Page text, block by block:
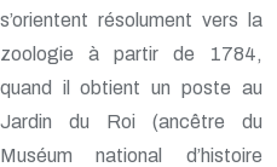
s’orientent résolument vers la
zoologie à partir de 1784,
quand il obtient un poste au
Jardin du Roi (ancêtre du
Muséum national d’histoire